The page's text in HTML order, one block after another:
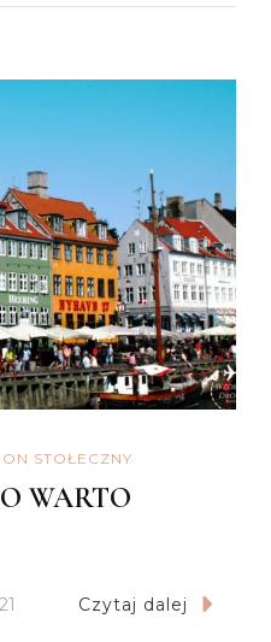
STOŁECZNY
WARTO
Czytaj dalej